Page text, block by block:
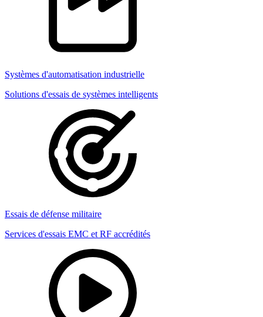
Systèmes d'automatisation industrielle
Solutions d'essais de systèmes intelligents
Essais de défense militaire
Services d'essais EMC et RF accrédités